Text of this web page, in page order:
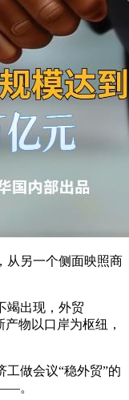
另一个侧面映照商
出现，外贸
物以口岸为枢纽，
做会议“稳外贸”的
。